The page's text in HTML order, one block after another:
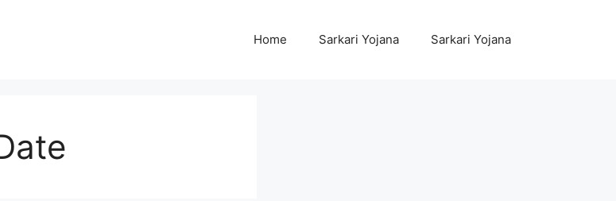
Home Sarkari Yojana Sarkari Yojana